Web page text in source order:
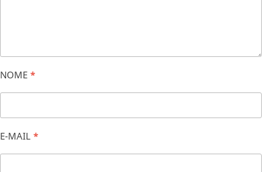
NOME *
E-MAIL *